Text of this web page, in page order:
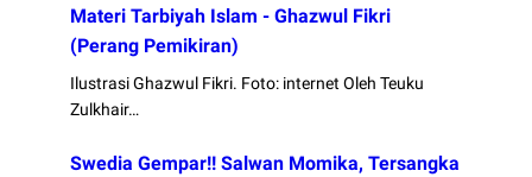
Materi Tarbiyah Islam - Ghazwul Fikri
(Perang Pemikiran)
Ilustrasi Ghazwul Fikri. Foto: internet Oleh Teuku
Zulkhair…
Swedia Gempar!! Salwan Momika, Tersangka